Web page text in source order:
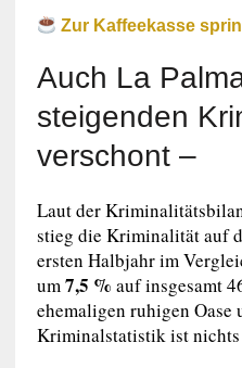
Zur Kaffeekasse
Auch La
steigenden
verschont –
Laut der
stieg die Kriminalität auf
ersten Halbjahr im
um7,5 % auf insgesamt
ehemaligen ruhigen
Kriminalstatistik ist nichts